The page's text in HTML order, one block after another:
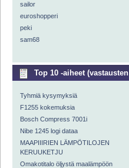
sailor
euroshopperi
peki
sam68
Top 10 -aiheet
Tyhmiä kysymyksiä
F1255 kokemuksia
Bosch Compress 7001i
Nibe 1245 logi dataa
MAAPIIIRIEN LÄMPÖTILOJEN
KERUUKETJU
Omakotitalo öljystä maalämpöön